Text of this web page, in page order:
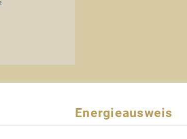
Energieausweis